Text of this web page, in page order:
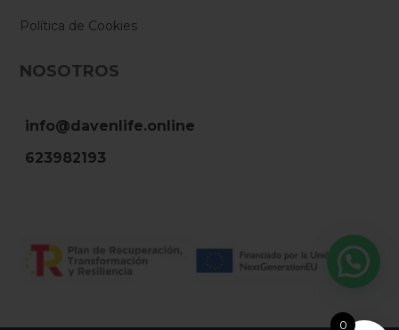
Política de Cookies
NOSOTROS
info@davenlife.online
623982193
0